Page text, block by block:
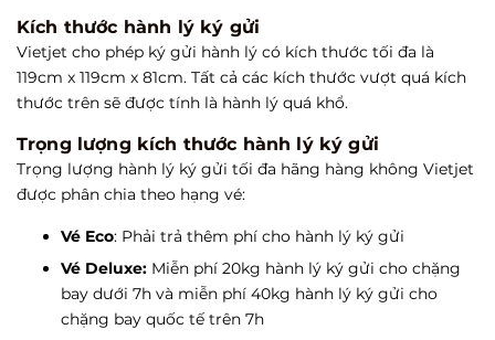
Kích thước hành lý ký gửi
Vietjet cho phép ký gửi hành lý có kích thước tối đa là
119cm x 119cm x 81cm. Tất cả các kích thước vượt quá kích
thước trên sẽ được tính là hành lý quá khổ.
Trọng lượng kích thước hành lý ký gửi
Trọng lượng hành lý ký gửi tối đa hãng hàng không Vietjet
được phân chia theo hạng vé:
Vé Eco: Phải trả thêm phí cho hành lý ký gửi
Vé Deluxe: Miễn phí 20kg hành lý ký gửi cho chặng
bay dưới 7h và miễn phí 40kg hành lý ký gửi cho
chặng bay quốc tế trên 7h